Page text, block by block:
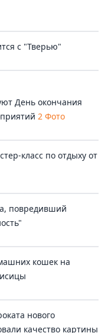
с "Тверью"
День окончания
2 Фото
класс по отдыху от
повредивший
кошек на
нового
качество картины